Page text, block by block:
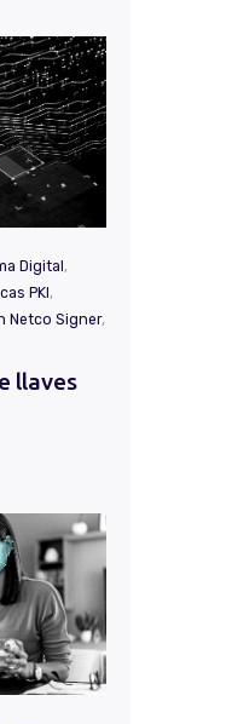
Digital,
PKI,
Netco Signer,
llaves